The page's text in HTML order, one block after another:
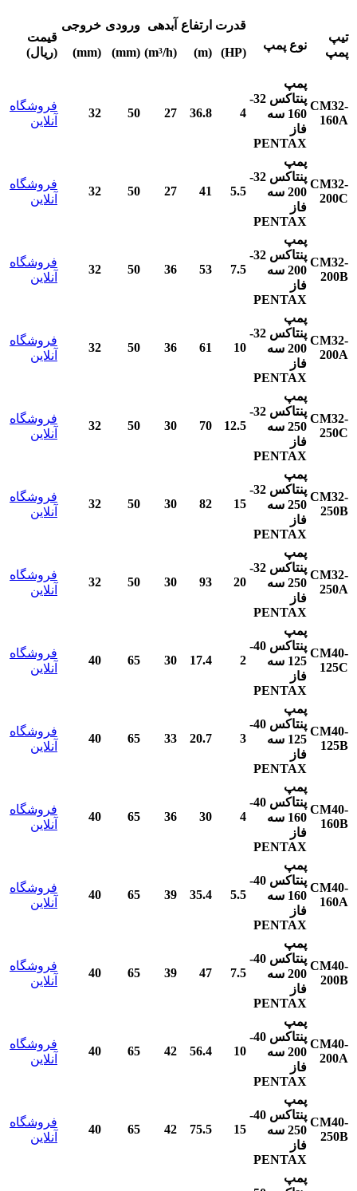
تیپ
پمپ
نوع پمپ
قدرت
(HP)
ارتفاع
(m)
آبدهی
(m³/h)
ورودی
(mm)
خروجی
(mm)
قیمت
(ریال)
CM32-
160A
پمپ
پنتاکس
32-
160 سه
فاز
PENTAX
4
36.8
27
50
32
فروشگاه
آنلاین
CM32-
200C
پمپ
پنتاکس
32-
200 سه
فاز
PENTAX
5.5
41
27
50
32
فروشگاه
آنلاین
CM32-
200B
پمپ
پنتاکس
32-
200 سه
فاز
PENTAX
7.5
53
36
50
32
فروشگاه
آنلاین
CM32-
200A
پمپ
پنتاکس
32-
200 سه
فاز
PENTAX
10
61
36
50
32
فروشگاه
آنلاین
CM32-
250C
پمپ
پنتاکس
32-
250 سه
فاز
PENTAX
12.5
70
30
50
32
فروشگاه
آنلاین
CM32-
250B
پمپ
پنتاکس
32-
250 سه
فاز
PENTAX
15
82
30
50
32
فروشگاه
آنلاین
CM32-
250A
پمپ
پنتاکس
32-
250 سه
فاز
PENTAX
20
93
30
50
32
فروشگاه
آنلاین
CM40-
125C
پمپ
پنتاکس
40-
125 سه
فاز
PENTAX
2
17.4
30
65
40
فروشگاه
آنلاین
CM40-
125B
پمپ
پنتاکس
40-
125 سه
فاز
PENTAX
3
20.7
33
65
40
فروشگاه
آنلاین
CM40-
160B
پمپ
پنتاکس
40-
160 سه
فاز
PENTAX
4
30
36
65
40
فروشگاه
آنلاین
CM40-
160A
پمپ
پنتاکس
40-
160 سه
فاز
PENTAX
5.5
35.4
39
65
40
فروشگاه
آنلاین
CM40-
200B
پمپ
پنتاکس
40-
200 سه
فاز
PENTAX
7.5
47
39
65
40
فروشگاه
آنلاین
CM40-
200A
پمپ
پنتاکس
40-
200 سه
فاز
PENTAX
10
56.4
42
65
40
فروشگاه
آنلاین
CM40-
250B
پمپ
پنتاکس
40-
250 سه
فاز
PENTAX
15
75.5
42
65
40
فروشگاه
آنلاین
پمپ